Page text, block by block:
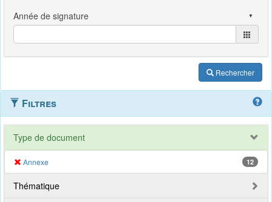
Rechercher
Filtres
Type de document
Annexe 12
Thématique